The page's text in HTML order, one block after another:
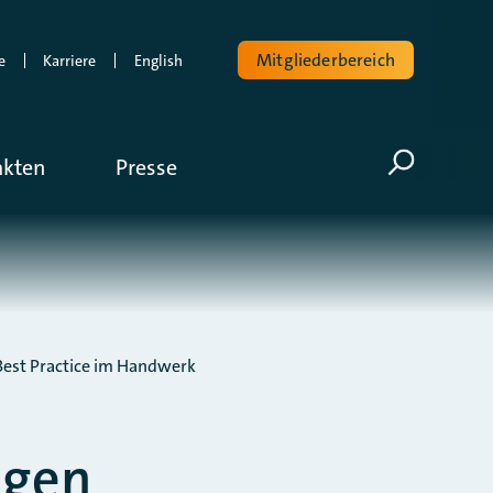
Karriere English Mitgliederbereich
PresseVolltextsuche
Suche
Practice im Handwerk